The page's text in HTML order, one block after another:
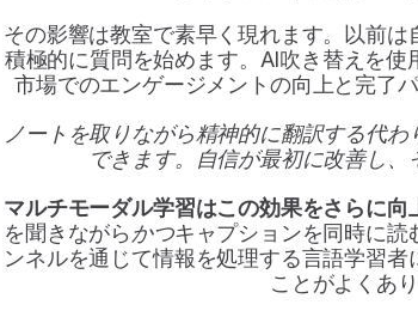
その影響は教室で素早く現れます。以前
積極的に質問を始めます。AI吹き替えを
市場でのエンゲージメントの向上と完了
ノートを取りながら精神的に翻訳する代
できます。自信が最初に改善し、
マルチモーダル学習はこの効果をさらに向
を聞きながらかつキャプションを同時に読
ンネルを通じて情報を処理する言語学習
ことがよくあり